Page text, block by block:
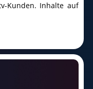
Kunden. Inhalte auf